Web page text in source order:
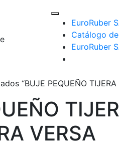
EuroRuber
Catálogo
EuroRuber
“BUJE PEQUEÑO TIJERA
VERSA